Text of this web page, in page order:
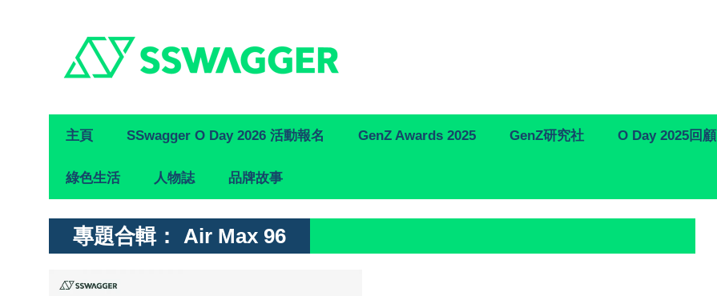
Primary
Navigation
主頁 SSwagger O Day 2026 活動報名 GenZ Awards 2025 GenZ研究社 O Day 2025回顧
綠色生活 人物誌 品牌故事
專題合輯： Air Max 96